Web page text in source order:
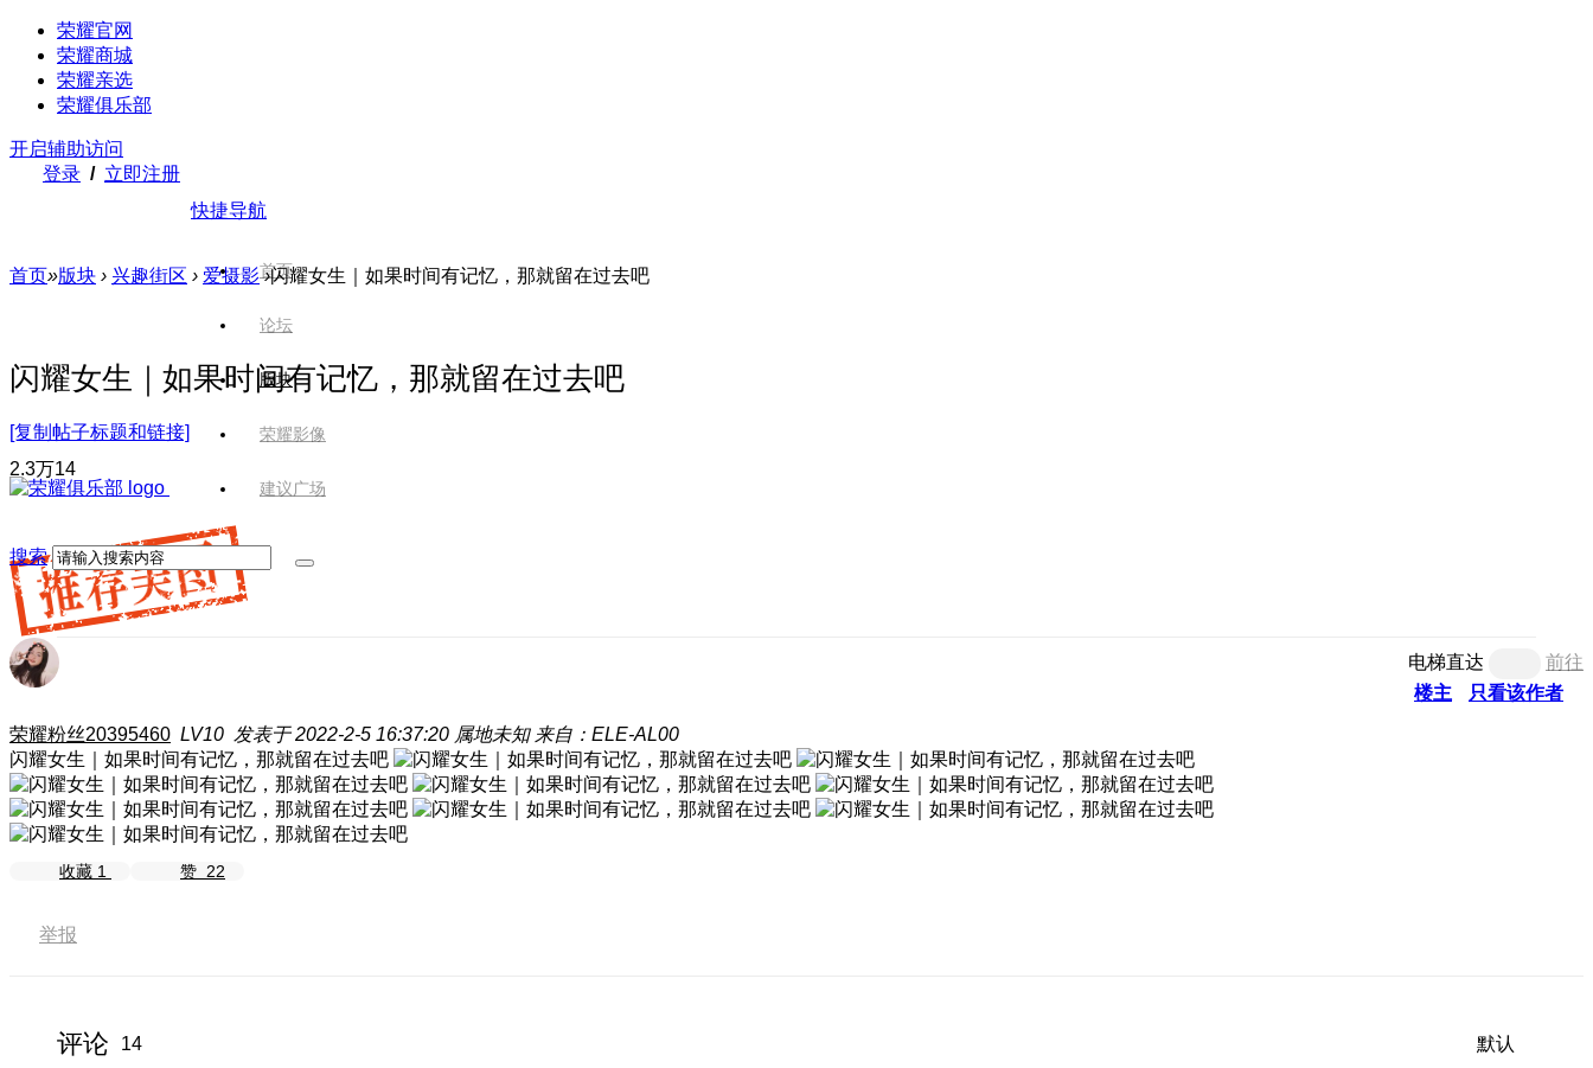
荣耀官网
荣耀商城
荣耀亲选
荣耀俱乐部
开启辅助访问
登录 / 立即注册
快捷导航
首页
论坛
版块
荣耀影像
建议广场
搜索
首页»版块 › 兴趣街区 › 爱摄影 ›闪耀女生｜如果时间有记忆，那就留在过去吧
闪耀女生｜如果时间有记忆，那就留在过去吧
[复制帖子标题和链接]
2.3万14
电梯直达
前往
楼主
只看该作者
荣耀粉丝20395460 LV10 发表于 2022-2-5 16:37:20 属地未知 来自：ELE-AL00
闪耀女生｜如果时间有记忆，那就留在过去吧
收藏 1 赞 22
举报
评论 14 默认